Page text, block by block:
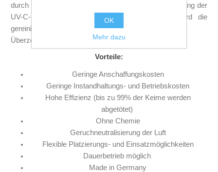
durch einen Staubfilter in das System geleitet und entlang der
UV-C-Lampen desinfiziert. Nach dem Prozess wird die
gereinigte Luft der Umgebung zurück gegeben.
Überzeugen Sie sich selbst.
Vorteile:
Geringe Anschaffungskosten
Geringe Instandhaltungs- und Betriebskosten
Hohe Effizienz (bis zu 99% der Keime werden
abgetötet)
Ohne Chemie
Geruchneutralisierung der Luft
Flexible Platzierungs- und Einsatzmöglichkeiten
Dauerbetrieb möglich
Made in Germany
OK
Mehr dazu